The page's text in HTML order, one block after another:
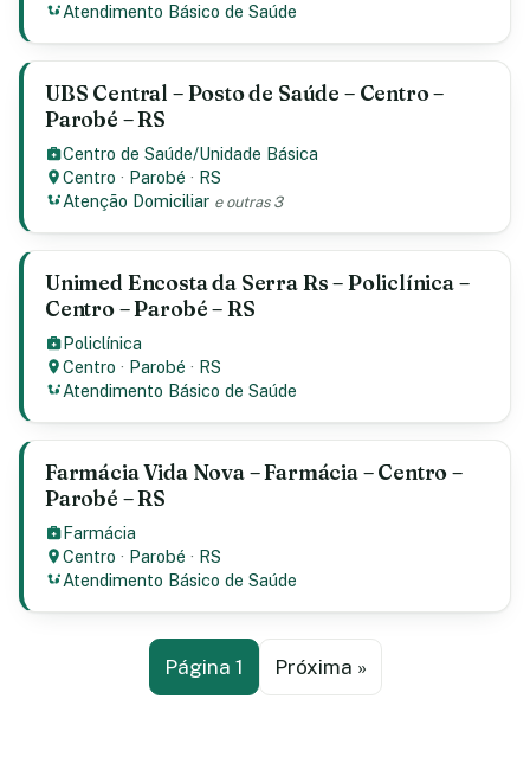
Atendimento Básico de Saúde
UBS Central – Posto de Saúde – Centro –
Parobé – RS
Centro de Saúde/Unidade Básica
Centro · Parobé · RS
Atenção Domiciliar e outras 3
Unimed Encosta da Serra Rs – Policlínica –
Centro – Parobé – RS
Policlínica
Centro · Parobé · RS
Atendimento Básico de Saúde
Farmácia Vida Nova – Farmácia – Centro –
Parobé – RS
Farmácia
Centro · Parobé · RS
Atendimento Básico de Saúde
Página 1 Próxima »